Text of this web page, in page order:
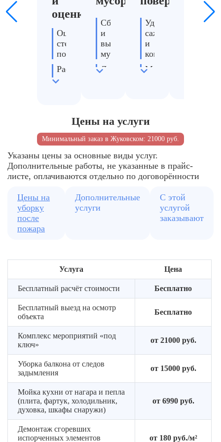
оценка
Оценка
степени
повреждений
Расчет
стоимости
Сбор
и
вынос
мусора
Демонтаж
Удаление
сажи
и
копоти
Моющие
стен,
потолка,
пола
Цены на услуги
Минимальный заказ в Жуковском: 21000 руб.
Указаны цены за основные виды услуг.
Дополнительные работы, не указанные в прайс-
листе, оплачиваются отдельно по договорённости
Цены на
уборку
после
пожара
Дополнительные
услуги
С этой
услугой
заказывают
Услуга Цена
Бесплатный расчёт стоимости Бесплатно
Бесплатный выезд на осмотр
объекта
Бесплатно
Комплекс мероприятий «под
ключ»
от 21000 руб.
Уборка балкона от следов
задымления
от 15000 руб.
Мойка кухни от нагара и пепла
(плита, фартук, холодильник,
духовка, шкафы снаружи)
от 6990 руб.
Демонтаж сгоревших
испорченных элементов
от 180 руб./м²